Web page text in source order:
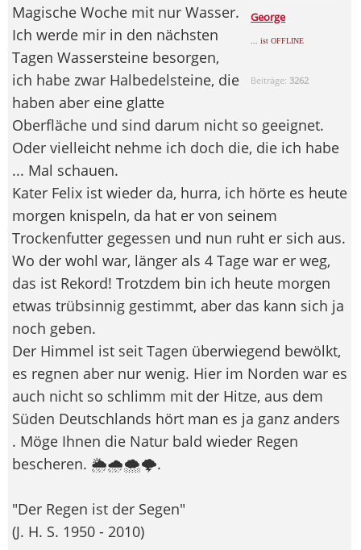
George
... ist OFFLINE
Beiträge: 3262
Magische Woche mit nur Wasser.
Ich werde mir in den nächsten
Tagen Wassersteine besorgen,
ich habe zwar Halbedelsteine, die
haben aber eine glatte
Oberfläche und sind darum nicht so geeignet.
Oder vielleicht nehme ich doch die, die ich habe
... Mal schauen.
Kater Felix ist wieder da, hurra, ich hörte es heute
morgen knispeln, da hat er von seinem
Trockenfutter gegessen und nun ruht er sich aus.
Wo der wohl war, länger als 4 Tage war er weg,
das ist Rekord! Trotzdem bin ich heute morgen
etwas trübsinnig gestimmt, aber das kann sich ja
noch geben.
Der Himmel ist seit Tagen überwiegend bewölkt,
es regnen aber nur wenig. Hier im Norden war es
auch nicht so schlimm mit der Hitze, aus dem
Süden Deutschlands hört man es ja ganz anders
. Möge Ihnen die Natur bald wieder Regen
bescheren. 🌦️🌧️🌨️🌩️.
"Der Regen ist der Segen"
(J. H. S. 1950 - 2010)